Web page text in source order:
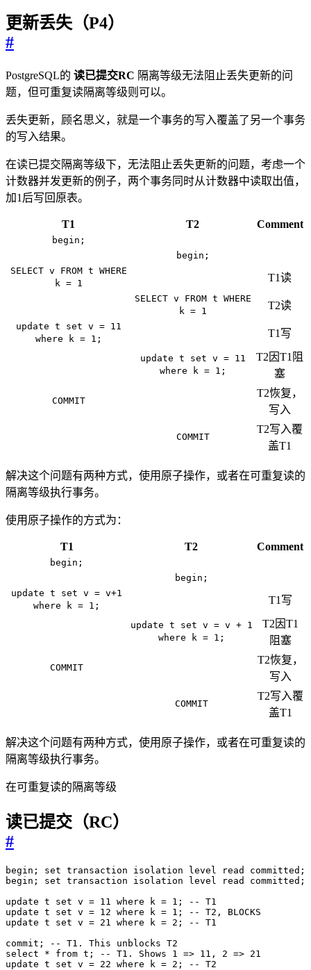
更新丢失（P4）
#
PostgreSQL的 读已提交RC 隔离等级无法阻止丢失更新的问
题，但可重复读隔离等级则可以。
丢失更新，顾名思义，就是一个事务的写入覆盖了另一个事务
的写入结果。
在读已提交隔离等级下，无法阻止丢失更新的问题，考虑一个
计数器并发更新的例子，两个事务同时从计数器中读取出值，
加1后写回原表。
T1 T2 Comment
begin;
begin;
SELECT v FROM t WHERE
k = 1
T1读
SELECT v FROM t WHERE
k = 1
T2读
update t set v = 11
where k = 1;
T1写
update t set v = 11
where k = 1;
T2因T1阻
塞
COMMIT
T2恢复，
写入
COMMIT
T2写入覆
盖T1
解决这个问题有两种方式，使用原子操作，或者在可重复读的
隔离等级执行事务。
使用原子操作的方式为：
T1 T2 Comment
begin;
begin;
update t set v = v+1
where k = 1;
T1写
update t set v = v + 1
where k = 1;
T2因T1
阻塞
COMMIT
T2恢复，
写入
COMMIT
T2写入覆
盖T1
解决这个问题有两种方式，使用原子操作，或者在可重复读的
隔离等级执行事务。
在可重复读的隔离等级
读已提交（RC）
#
begin ; set transaction isolation level read committed ;
begin ; set transaction isolation level read committed ;
update t set v = 11 where k = 1 ;
update t set v = 12 where k = 1 ;
update t set v = 21 where k = 2 ;
commit ;
select
* from t ;
update t set v = 22 where k = 2 ;